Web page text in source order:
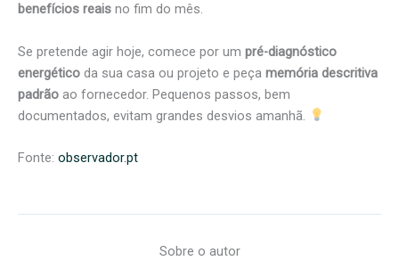
benefícios reais no fim do mês.
Se pretende agir hoje, comece por um pré-diagnóstico
energético da sua casa ou projeto e peça memória descritiva
padrão ao fornecedor. Pequenos passos, bem
documentados, evitam grandes desvios amanhã.
Fonte: observador.pt
Sobre o autor